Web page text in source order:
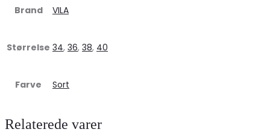
Brand VILA
Størrelse 34, 36, 38, 40
Farve Sort
Relaterede varer